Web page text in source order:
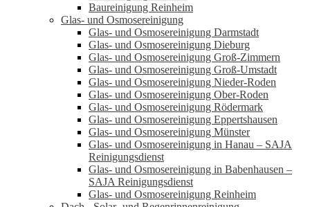
Baureinigung Reinheim
Glas- und Osmosereinigung
Glas- und Osmosereinigung Darmstadt
Glas- und Osmosereinigung Dieburg
Glas- und Osmosereinigung Groß-Zimmern
Glas- und Osmosereinigung Groß-Umstadt
Glas- und Osmosereinigung Nieder-Roden
Glas- und Osmosereinigung Ober-Roden
Glas- und Osmosereinigung Rödermark
Glas- und Osmosereinigung Eppertshausen
Glas- und Osmosereinigung Münster
Glas- und Osmosereinigung in Hanau – SAJA
Reinigungsdienst
Glas- und Osmosereinigung in Babenhausen –
SAJA Reinigungsdienst
Glas- und Osmosereinigung Reinheim